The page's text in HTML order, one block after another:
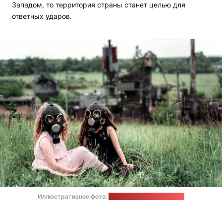
Западом, то территория страны станет целью для
ответных ударов.
Иллюстративное фото: